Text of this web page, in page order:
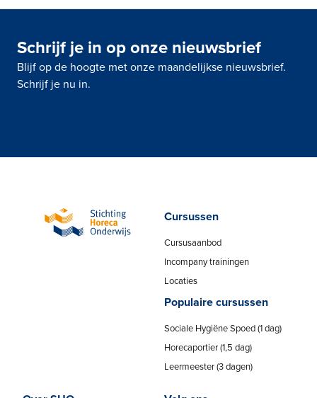
Schrijf je in op onze nieuwsbrief
Blijf op de hoogte met onze maandelijkse nieuwsbrief.
Schrijf je nu in.
Cursussen
Cursusaanbod
Incompany trainingen
Locaties
Populaire cursussen
Sociale Hygiëne Spoed (1 dag)
Horecaportier (1,5 dag)
Leermeester (3 dagen)